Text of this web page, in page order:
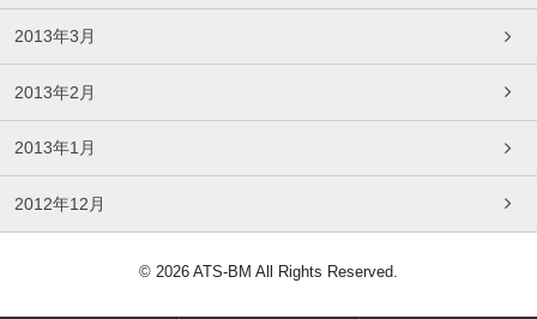
2013年3月
2013年2月
2013年1月
2012年12月
© 2026 ATS-BM All Rights Reserved.